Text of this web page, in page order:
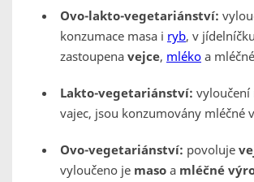
Ovo-lakto-vegetariánství:
konzumace masa i ryb, v
zastoupena vejce, mléko a
Lakto-vegetariánství: vyloučení
vajec, jsou konzumovány mléčné
Ovo-vegetariánství: povoluje
vyloučeno je maso a mléčné